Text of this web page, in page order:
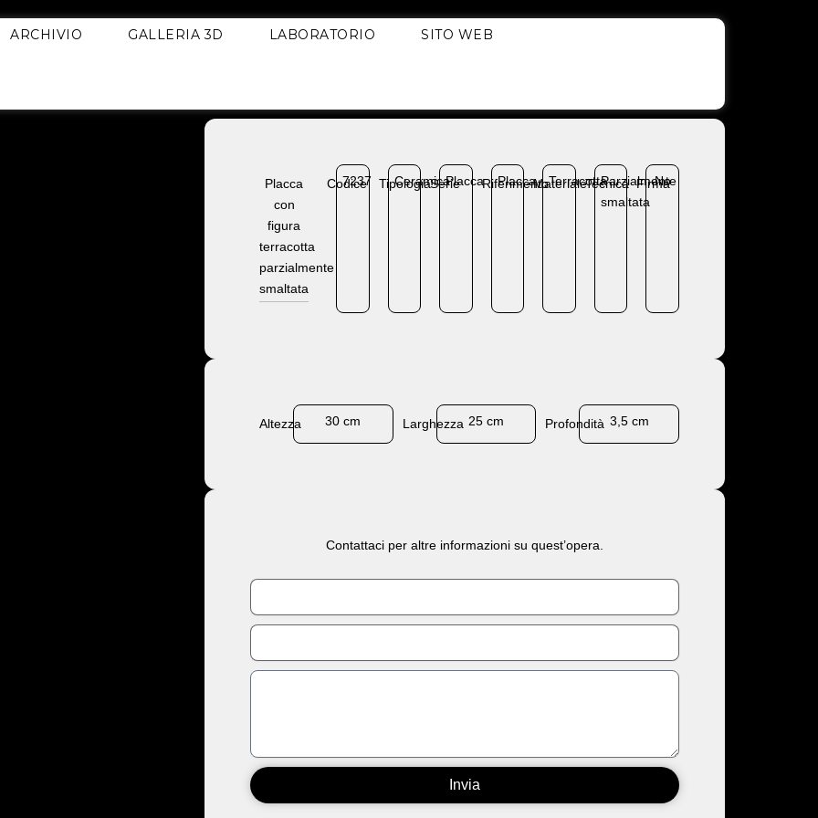
ARCHIVIO GALLERIA 3D LABORATORIO SITO WEB
Placca
con
figura
terracotta
parzialmente
smaltata
Codice
7237 Tipologia
Ceramica
SeriePlaccaRiferimento
PlaccaMateriale
TerracottaTecnica
Parzialmente
smaltata
Firma
No
Altezza 30 cm Larghezza 25 cm Profondità 3,5 cm
Contattaci per altre informazioni su quest’opera.
Nome
Email
Messaggio
Invia